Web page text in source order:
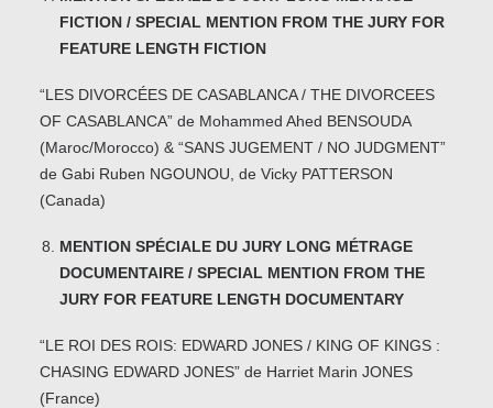
FICTION / SPECIAL MENTION FROM THE JURY FOR
FEATURE LENGTH FICTION
“LES DIVORCÉES DE CASABLANCA / THE DIVORCEES
OF CASABLANCA” de Mohammed Ahed BENSOUDA
(Maroc/Morocco) & “SANS JUGEMENT / NO JUDGMENT”
de Gabi Ruben NGOUNOU, de Vicky PATTERSON
(Canada)
MENTION SPÉCIALE DU JURY LONG MÉTRAGE
DOCUMENTAIRE / SPECIAL MENTION FROM THE
JURY FOR FEATURE LENGTH DOCUMENTARY
“LE ROI DES ROIS: EDWARD JONES / KING OF KINGS :
CHASING EDWARD JONES” de Harriet Marin JONES
(France)